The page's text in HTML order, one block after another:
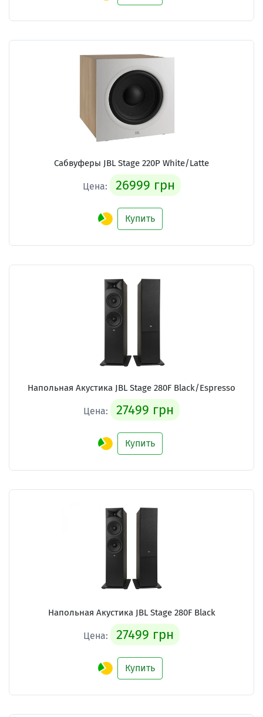
Сабвуферы JBL Stage 220P White/Latte
Цена: 26999 грн
Купить
Напольная Акустика JBL Stage 280F Black/Espresso
Цена: 27499 грн
Купить
Напольная Акустика JBL Stage 280F Black
Цена: 27499 грн
Купить